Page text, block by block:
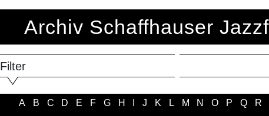
Archiv Schaffhauser
Filter
A B C D E F G H J K L M N O P Q R